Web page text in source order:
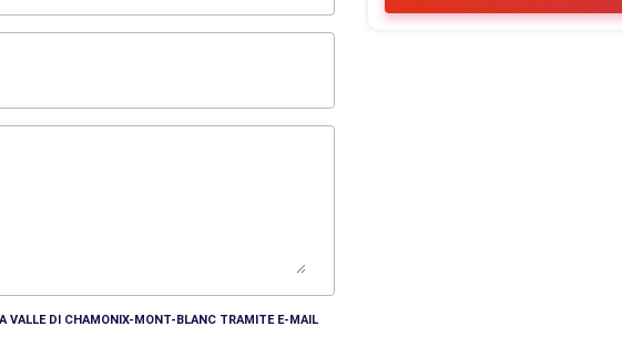
VALLE DI CHAMONIX-MONT-BLANC TRAMITE E-MAIL